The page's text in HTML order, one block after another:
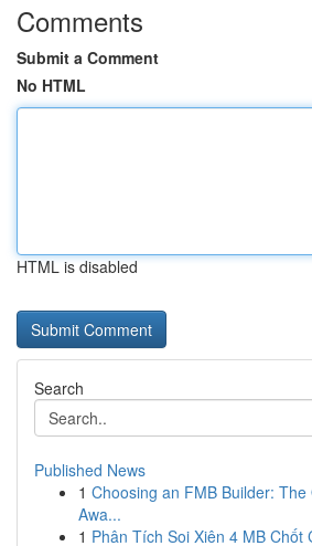
Comments
Submit a Comment
No HTML
HTML is disabled
Search
Published News
1 Choosing an FMB Builder:
Awa...
1 Phân Tích Soi Xiên 4 MB Chốt